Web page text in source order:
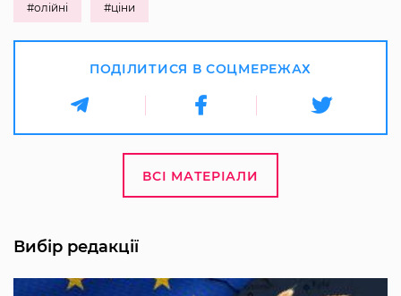
#олійні #ціни
ПОДІЛИТИСЯ В СОЦМЕРЕЖАХ
ВСІ МАТЕРІАЛИ
Вибір редакції